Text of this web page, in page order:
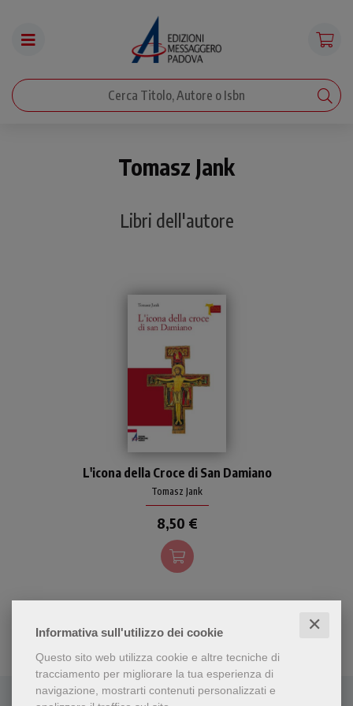
Informativa sull'utilizzo dei cookie ✕
Questo sito web utilizza cookie e altre tecniche di
tracciamento per migliorare la tua esperienza di
navigazione, mostrarti contenuti personalizzati e
Tomasz Jank
Libri dell'autore
quell'icona della croce che,
dipinta nel XII secolo in
Umbria per la chiesa di San
Damiano, è diventata una
delle più preziose reliquie
francescane.
L'icona della Croce di San Damiano
Tomasz Jank
8,50 €